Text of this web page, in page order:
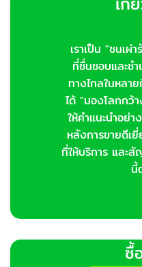
เราเป็น "ชนเผ่
ที่ชื่นชอบและช
ทางไกลในหลา
ได้ "มองโลกกว้
ให้คำแนะนำอย่า
หลังการขายดีเ
ที่ให้บริการ และ
นี้
ซื้